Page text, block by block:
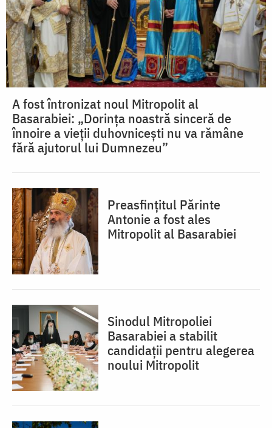
A fost întronizat noul Mitropolit al
Basarabiei: „Dorința noastră sinceră de
înnoire a vieții duhovnicești nu va rămâne
fără ajutorul lui Dumnezeu”
Preasfințitul Părinte
Antonie a fost ales
Mitropolit al Basarabiei
Sinodul Mitropoliei
Basarabiei a stabilit
candidații pentru alegerea
noului Mitropolit